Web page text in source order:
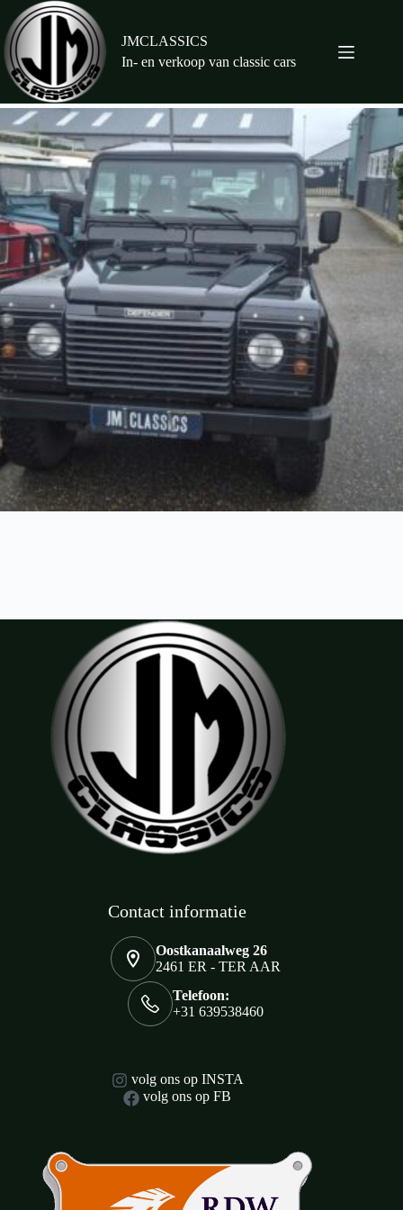
naar
de
inhoud
JMCLASSICS
In- en verkoop van classic cars
Contact informatie
Oostkanaalweg 26
2461 ER - TER AAR
Telefoon:
+31 639538460
volg ons op INSTA
volg ons op FB